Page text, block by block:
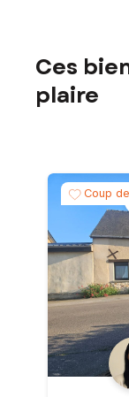
Ces
plaire
Coup